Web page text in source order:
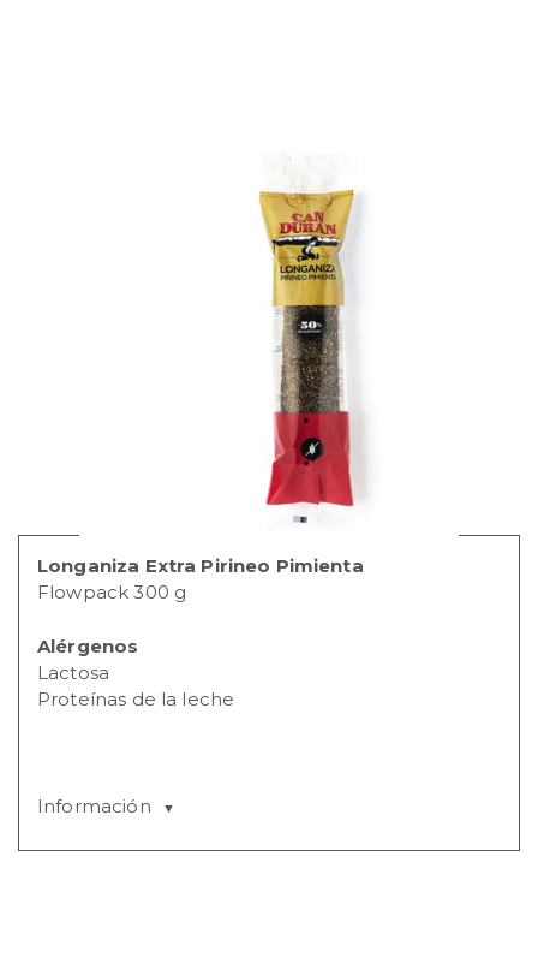
Longaniza Extra Pirineo Pimienta
Flowpack 300 g
Alérgenos
Lactosa
Proteínas de la leche
Información